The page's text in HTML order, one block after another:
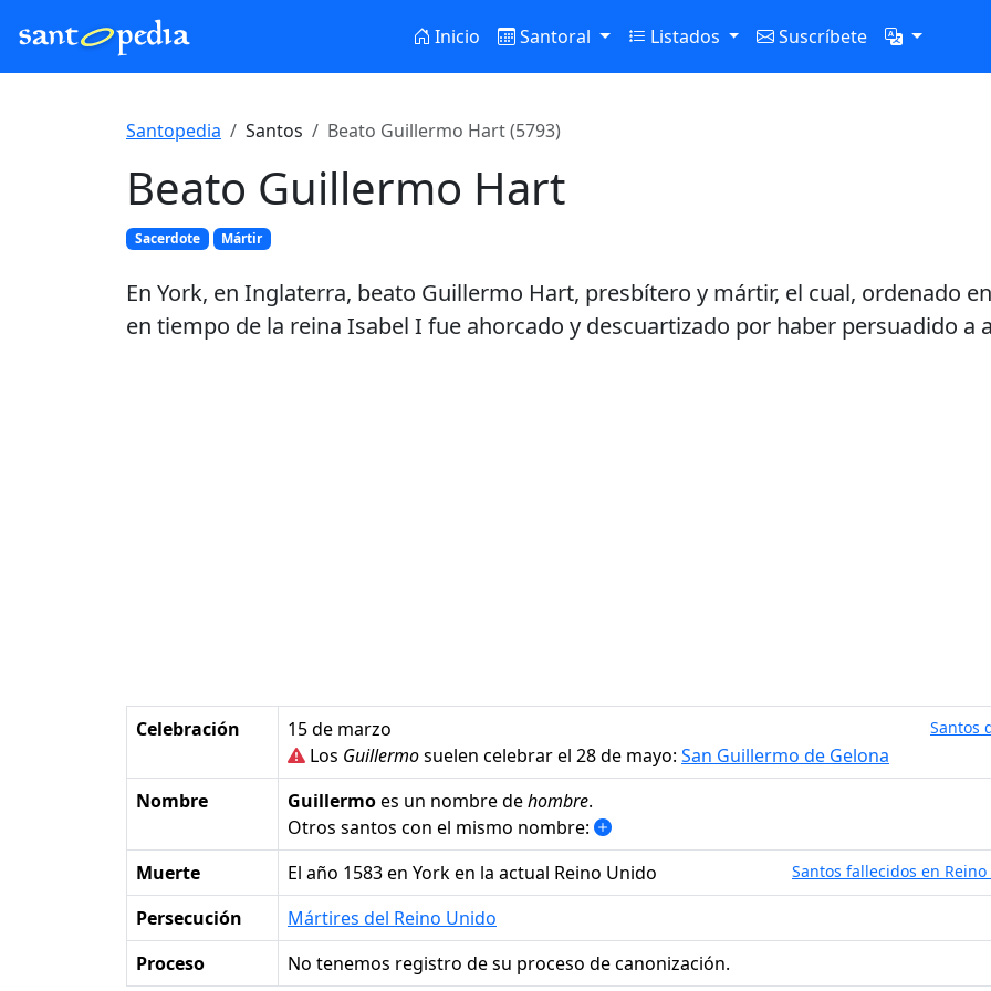
Inicio Santoral Listados Suscríbete
Santopedia Santos Beato Guillermo Hart (5793)
Beato Guillermo Hart
Sacerdote Mártir
En York, en Inglaterra, beato Guillermo Hart, presbítero y mártir, el cual, ordenado
en tiempo de la reina Isabel I fue ahorcado y descuartizado por haber persuadido a
Celebración 15 de marzo Santos
Los Guillermosuelen celebrar el 28 de mayo: San Guillermo de Gelona
Nombre
Guillermoes un nombre dehombre.
Otros santos con el mismo nombre:
Muerte
el año 1583 en York en la actual Reino Unido Santos fallecidos en
Persecución
Mártires del Reino Unido
Proceso
No tenemos registro de su proceso de canonización.